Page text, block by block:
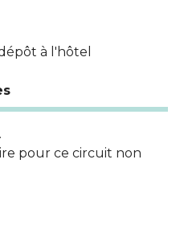
à l'hôtel
pour ce circuit non